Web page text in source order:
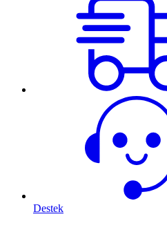
Destek